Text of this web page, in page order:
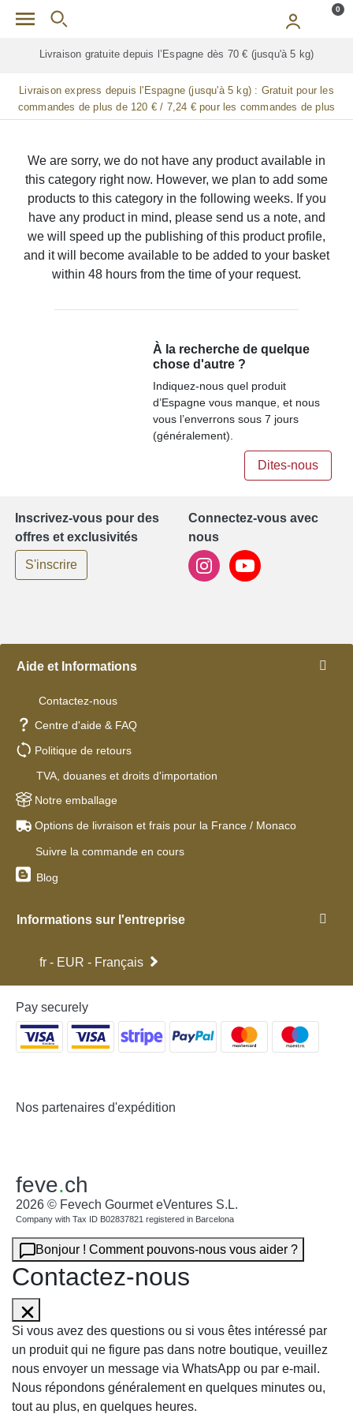
Skip to main content 0
Livraison gratuite depuis l’Espagne dès 70 € (jusqu'à 5 kg)
Livraison express depuis l'Espagne (jusqu'à 5 kg) : Gratuit pour les
commandes de plus de 120 € / 7,24 € pour les commandes de plus
de 90 € / 14,48 € pour les commandes de plus de 60 € / 21,72 € pour
We are sorry, we do not have any product available in
this category right now. However, we plan to add some
products to this category in the following weeks. If you
have any product in mind, please send us a note, and
we will speed up the publishing of this product profile,
and it will become available to be added to your basket
within 48 hours from the time of your request.
À la recherche de quelque
chose d'autre ?
Indiquez-nous quel produit
d’Espagne vous manque, et nous
vous l’enverrons sous 7 jours
(généralement).
Dites-nous
Inscrivez-vous pour des
offres et exclusivités
S'inscrire
Connectez-vous avec
nous
Aide et Informations
Contactez-nous
Centre d'aide & FAQ
Politique de retours
TVA, douanes et droits d'importation
Notre emballage
Options de livraison et frais pour la France / Monaco
Suivre la commande en cours
Blog
Informations sur l'entreprise
fr - EUR - Français
Pay securely
Nos partenaires d'expédition
feve.ch
2026 © Fevech Gourmet eVentures S.L.
Company with Tax ID B02837821 registered in Barcelona
Bonjour ! Comment pouvons-nous vous aider ?
Contactez-nous
Si vous avez des questions ou si vous êtes intéressé par
un produit qui ne figure pas dans notre boutique, veuillez
nous envoyer un message via WhatsApp ou par e-mail.
Nous répondons généralement en quelques minutes ou,
tout au plus, en quelques heures.